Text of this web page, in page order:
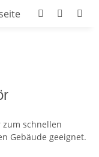
schnellen
Gebäude geeignet.